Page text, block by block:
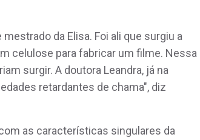
da Elisa. Foi ali que surgiu a
celulose para fabricar um filme. Nessa
surgir. A doutora Leandra, já na
retardantes de chama", diz
as características singulares da